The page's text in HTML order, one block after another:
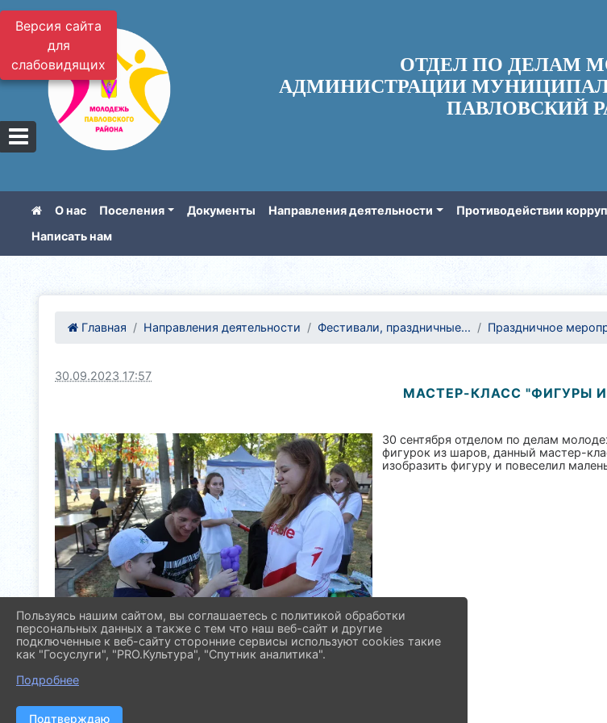
Версия сайта
для
слабовидящих
ОТДЕЛ ПО ДЕЛАМ
АДМИНИСТРАЦИИ
ПАВЛОВСКИЙ
О нас Поселения Документы Направления деятельности Противодействии
Написать нам
Главная Направления деятельности Фестивали, праздничные... Праздничное
30.09.2023 17:57
МАСТЕР-КЛАСС "ФИГУРЫ
30 сентября отделом по делам
фигурок из шаров, данный мастер-
изобразить фигуру и повеселил
Пользуясь нашим сайтом, вы соглашаетесь с политикой обработки
персональных данных а также с тем что наш веб-сайт и другие
подключенные к веб-сайту сторонние сервисы используют cookies такие
как "Госуслуги", "PRO.Культура", "Спутник аналитика".
Подробнее
Подтверждаю